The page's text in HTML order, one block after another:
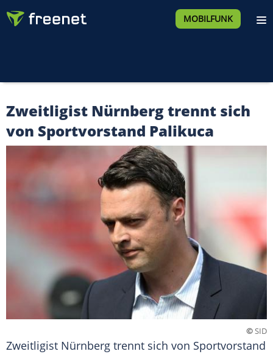
MOBILFUNK
Zweitligist Nürnberg trennt sich
von Sportvorstand Palikuca
©SID
Zweitligist Nürnberg trennt sich von Sportvorstand